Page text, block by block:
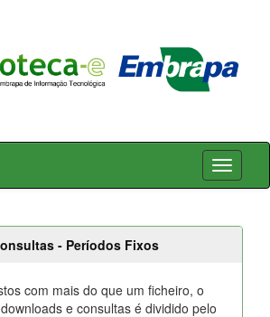
- Períodos Fixos
com mais do que um ficheiro, o
e consultas é dividido pelo